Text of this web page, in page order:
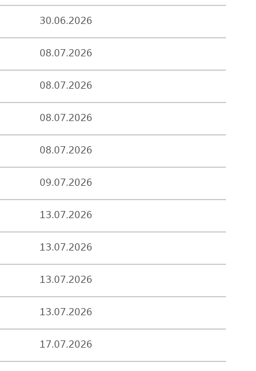
30.06.2026
08.07.2026
08.07.2026
08.07.2026
08.07.2026
09.07.2026
13.07.2026
13.07.2026
13.07.2026
13.07.2026
17.07.2026